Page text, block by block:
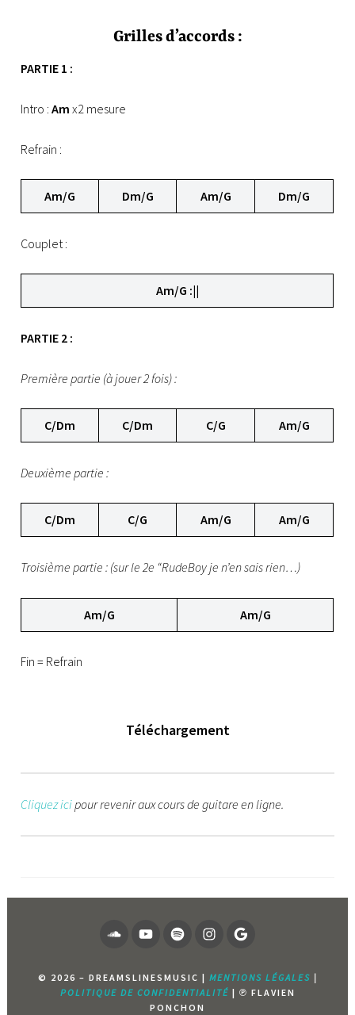
Grilles d’accords :
PARTIE 1 :
Intro :Am x2 mesure
Refrain :
Am/G Dm/G Am/G Dm/G
Couplet :
Am/G :||
PARTIE 2 :
Première partie (à jouer 2 fois) :
C/Dm C/Dm C/G Am/G
Deuxième partie :
C/Dm C/G Am/G Am/G
Troisième partie : (sur le 2e “RudeBoy je n’en sais rien…)
Am/G Am/G
Fin = Refrain
Téléchargement
Cliquez ici pour revenir aux cours de guitare en ligne.
SOUNDCLOUD
YOUTUBE
SPOTIFYINSTAGRAM
PAGE
GOOGLE
© 2026 – DREAMSLINESMUSIC | MENTIONS LÉGALES |
POLITIQUE DE CONFIDENTIALITÉ | ℗ FLAVIEN
PONCHON